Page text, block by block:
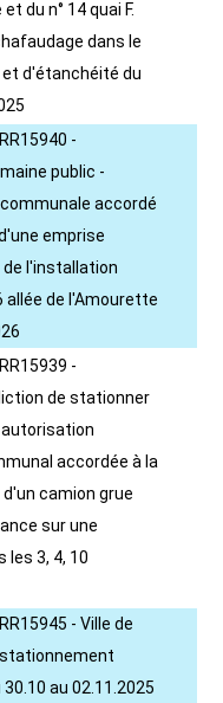
du n° 14 quai F.
dans le
d'étanchéité du
-
public -
accordé
emprise
de l'installation
allée de l'Amourette
-
de stationner
autorisation
accordée à la
d'un camion grue
sur une
3, 4, 10
- Ville de
au 02.11.2025